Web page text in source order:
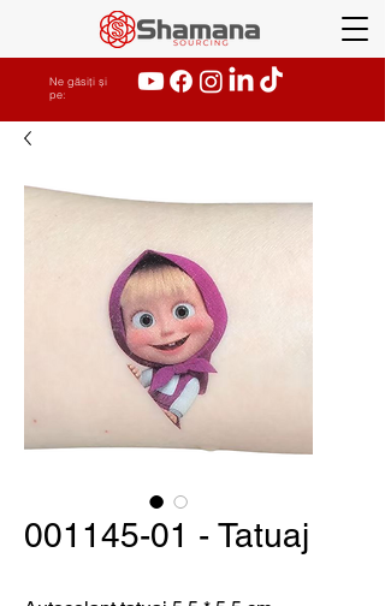
Ne găsiți și
pe:
001145-01 - Tatuaj